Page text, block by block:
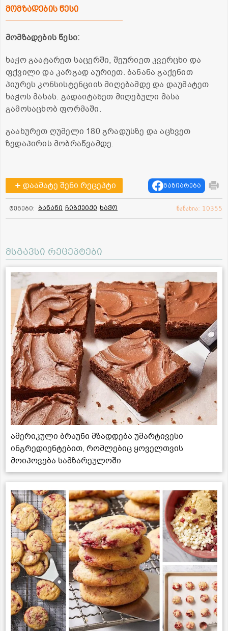
მომზადების წესი
მომზადების წესი:
ხაჭო გაატარეთ საცერში, შეურიეთ კვერცხი და
ფქვილი და კარგად აურიეთ. ბანანა გაქენით
პიურეს კონსისტენციის მიღებამდე და დაუმატეთ
ხაჭოს მასას. გადაიტანეთ მიღებული მასა
გამოსაცხობ ფორმაში.
გაახურეთ ღუმელი 180 გრადუსზე და აცხვეთ
ზედაპირის მობრაწვამდე.
დაამატე შენი რეცეპტი გაზიარება
ტეგები: ბანანი ჩიზქეიქი ხაჭო ნანახია: 10355
მსგავსი რეცეპტები
ამერიკული ბრაუნი მზადდება უმარტივესი
ინგრედიენტებით, რომლებიც ყოველთვის
მოიპოვება სამზარეულოში